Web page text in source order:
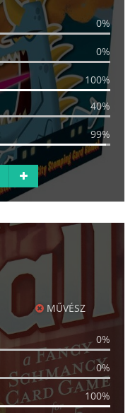
0%
0%
100%
40%
99%
MŰVÉSZ
0%
0%
100%